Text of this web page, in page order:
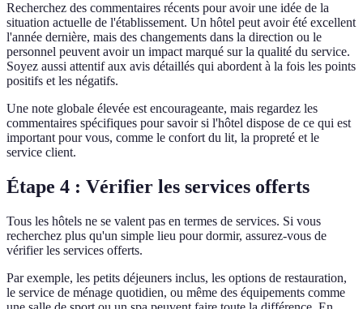
Recherchez des commentaires récents pour avoir une idée de la
situation actuelle de l'établissement. Un hôtel peut avoir été excellent
l'année dernière, mais des changements dans la direction ou le
personnel peuvent avoir un impact marqué sur la qualité du service.
Soyez aussi attentif aux avis détaillés qui abordent à la fois les points
positifs et les négatifs.
Une note globale élevée est encourageante, mais regardez les
commentaires spécifiques pour savoir si l'hôtel dispose de ce qui est
important pour vous, comme le confort du lit, la propreté et le
service client.
Étape 4 : Vérifier les services offerts
Tous les hôtels ne se valent pas en termes de services. Si vous
recherchez plus qu'un simple lieu pour dormir, assurez-vous de
vérifier les services offerts.
Par exemple, les petits déjeuners inclus, les options de restauration,
le service de ménage quotidien, ou même des équipements comme